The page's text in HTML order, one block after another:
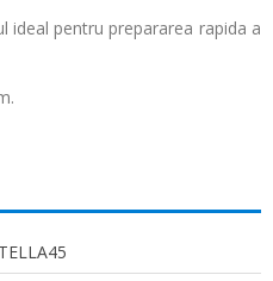
ideal pentru prepararea rapida a